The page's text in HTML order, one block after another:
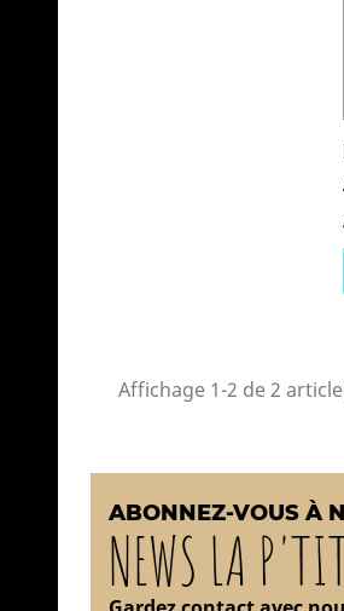
Affichage 1-2 de 2
ABONNEZ-VOUS À
NEWS LA